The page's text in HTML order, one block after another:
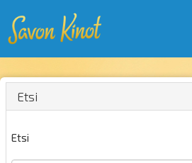
Etsi
Etsi